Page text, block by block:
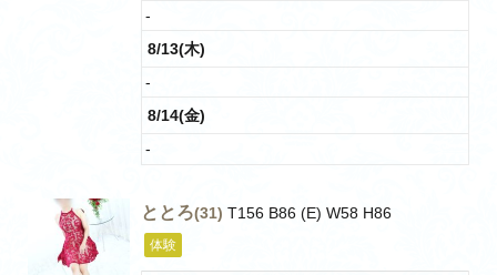
-
8/13(木)
-
8/14(金)
-
ととろ(31) T156 B86 (E) W58 H86
体験